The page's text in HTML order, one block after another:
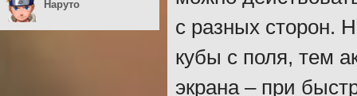
с разных сторон.
кубы с поля, тем
экрана – при
Наруто